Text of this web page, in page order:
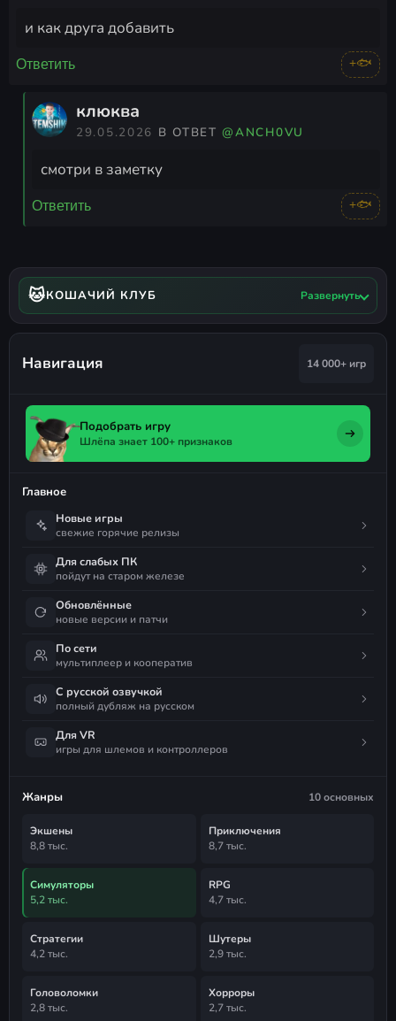
и как друга добавить
Ответить +🐟
клюква
29.05.2026 В ОТВЕТ@ANCH0VU
смотри в заметку
Ответить +🐟
🐱КОШАЧИЙ КЛУБ Развернуть
Навигация 14 000+ игр
Подобрать игру
Шлёпа знает 100+ признаков
Главное
Новые игры
свежие горячие релизы
Для слабых ПК
пойдут на старом железе
Обновлённые
новые версии и патчи
По сети
мультиплеер и кооператив
С русской озвучкой
полный дубляж на русском
Для VR
игры для шлемов и контроллеров
Жанры 10 основных
Экшены
8,8 тыс.
Приключения
8,7 тыс.
Симуляторы
5,2 тыс.
RPG
4,7 тыс.
Стратегии
4,2 тыс.
Шутеры
2,9 тыс.
Головоломки
2,8 тыс.
Хорроры
2,7 тыс.